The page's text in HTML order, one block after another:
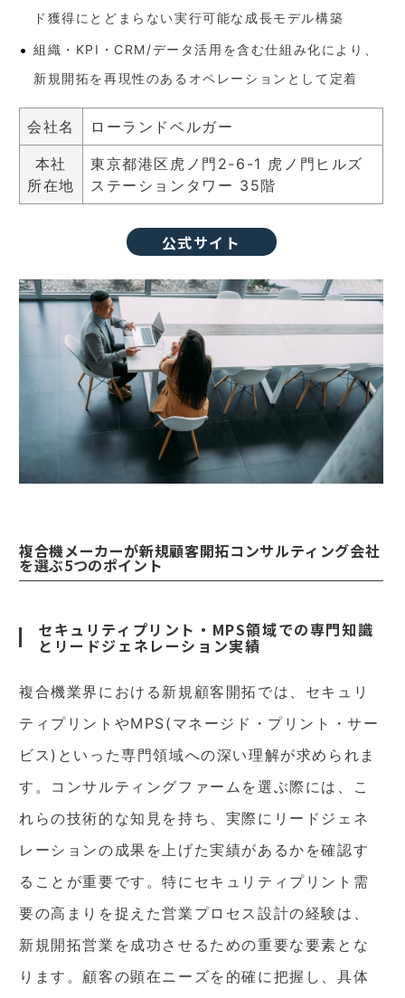
ド獲得にとどまらない実行可能な成長モデル構築
組織・KPI・CRM/データ活用を含む仕組み化により、
新規開拓を再現性のあるオペレーションとして定着
会社名 ローランドベルガー
本社
所在地
東京都港区虎ノ門2-6-1 虎ノ門ヒルズ
ステーションタワー 35階
公式サイト
複合機メーカーが新規顧客開拓コンサルティング会社
を選ぶ5つのポイント
セキュリティプリント・MPS領域での専門知識
とリードジェネレーション実績
複合機業界における新規顧客開拓では、セキュリ
ティプリントやMPS(マネージド・プリント・サー
ビス)といった専門領域への深い理解が求められま
す。コンサルティングファームを選ぶ際には、こ
れらの技術的な知見を持ち、実際にリードジェネ
レーションの成果を上げた実績があるかを確認す
ることが重要です。特にセキュリティプリント需
要の高まりを捉えた営業プロセス設計の経験は、
新規開拓営業を成功させるための重要な要素とな
ります。顧客の顕在ニーズを的確に把握し、具体